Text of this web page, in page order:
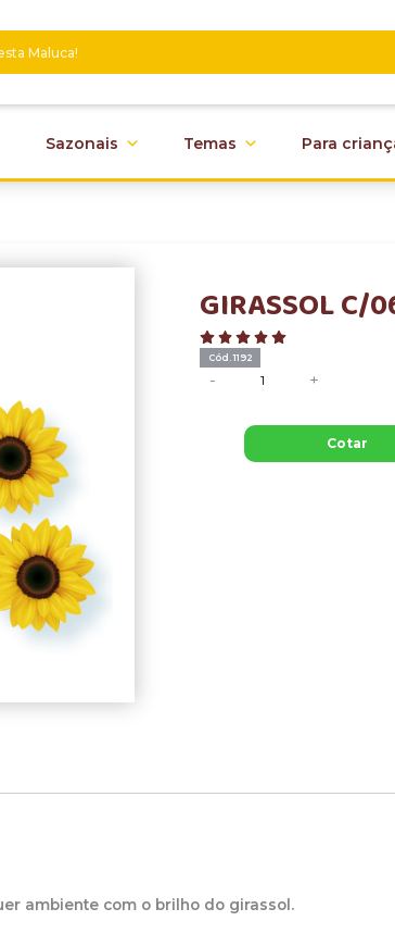
Sazonais Temas Para
GIRASSOL C/
Cód. 1192
- +
Cotar
ambiente com o brilho do girassol.